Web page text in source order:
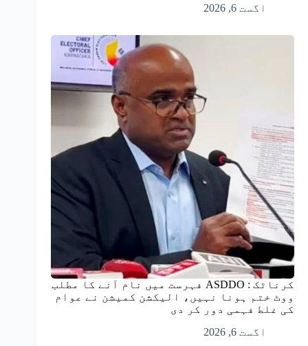
اگست 6, 2026
کرناٹک : ASDDO فہرست میں نام آنے کا مطلب
ووٹ ختم ہونا نہیں، الیکشن کمیشن نے عوام
کی غلط فہمی دور کر دی
اگست 6, 2026